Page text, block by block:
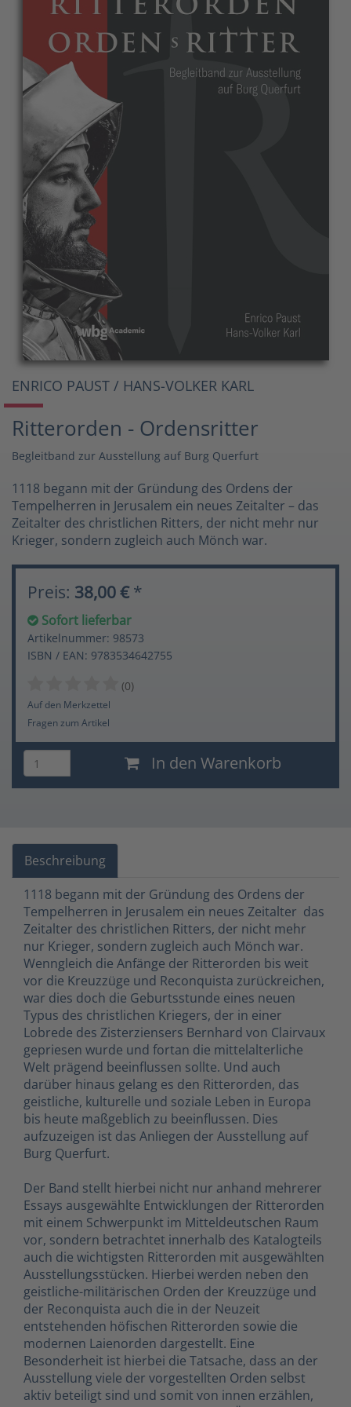
ENRICO PAUST / HANS-VOLKER KARL
Ritterorden - Ordensritter
Begleitband zur Ausstellung auf Burg Querfurt
1118 begann mit der Gründung des Ordens der
Tempelherren in Jerusalem ein neues Zeitalter – das
Zeitalter des christlichen Ritters, der nicht mehr nur
Krieger, sondern zugleich auch Mönch war.
Preis: 38,00 € *
Sofort lieferbar
Artikelnummer: 98573
ISBN / EAN: 9783534642755
(0)
Auf den Merkzettel
Fragen zum Artikel
In den Warenkorb
Beschreibung
1118 begann mit der Gründung des Ordens der
Tempelherren in Jerusalem ein neues Zeitalter  das
Zeitalter des christlichen Ritters, der nicht mehr
nur Krieger, sondern zugleich auch Mönch war.
Wenngleich die Anfänge der Ritterorden bis weit
vor die Kreuzzüge und Reconquista zurückreichen,
war dies doch die Geburtsstunde eines neuen
Typus des christlichen Kriegers, der in einer
Lobrede des Zisterziensers Bernhard von Clairvaux
gepriesen wurde und fortan die mittelalterliche
Welt prägend beeinflussen sollte. Und auch
darüber hinaus gelang es den Ritterorden, das
geistliche, kulturelle und soziale Leben in Europa
bis heute maßgeblich zu beeinflussen. Dies
aufzuzeigen ist das Anliegen der Ausstellung auf
Burg Querfurt.
Der Band stellt hierbei nicht nur anhand mehrerer
Essays ausgewählte Entwicklungen der Ritterorden
mit einem Schwerpunkt im Mitteldeutschen Raum
vor, sondern betrachtet innerhalb des Katalogteils
auch die wichtigsten Ritterorden mit ausgewählten
Ausstellungsstücken. Hierbei werden neben den
geistliche-militärischen Orden der Kreuzzüge und
der Reconquista auch die in der Neuzeit
entstehenden höfischen Ritterorden sowie die
modernen Laienorden dargestellt. Eine
Besonderheit ist hierbei die Tatsache, dass an der
Ausstellung viele der vorgestellten Orden selbst
aktiv beteiligt sind und somit von innen erzählen,